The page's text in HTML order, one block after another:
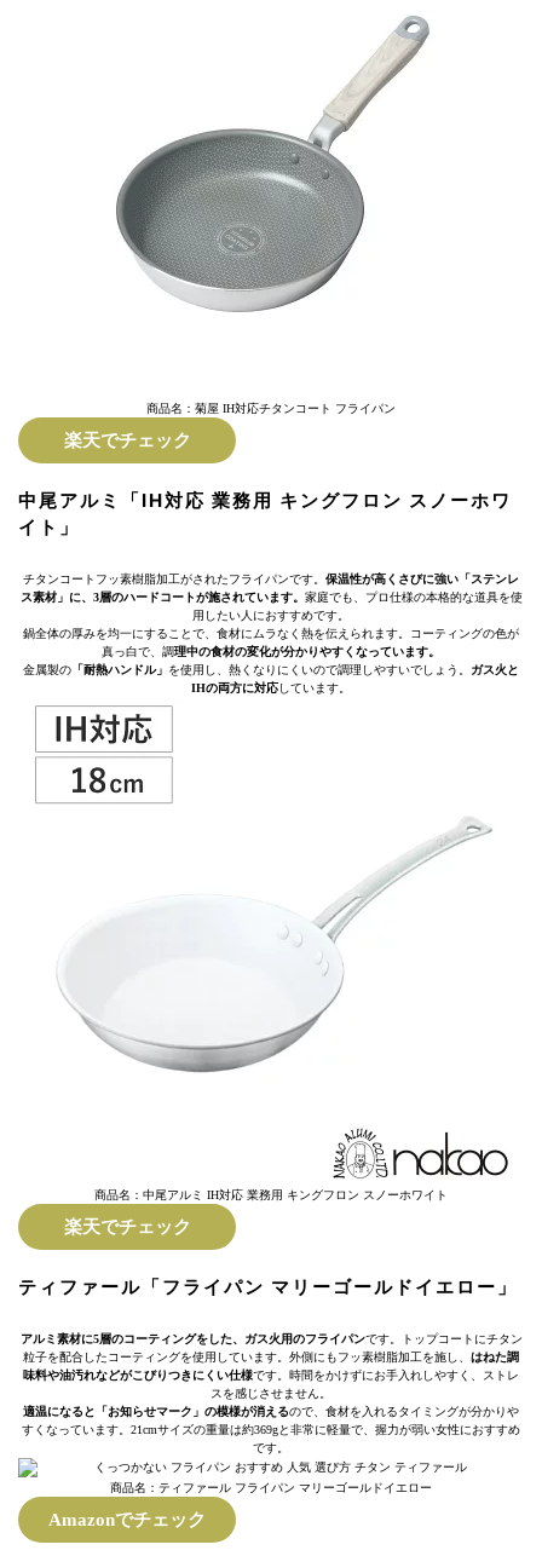
商品名：菊屋 IH対応チタンコート フライパン
楽天でチェック
中尾アルミ「IH対応 業務用 キングフロン スノーホワ
イト」
チタンコートフッ素樹脂加工がされたフライパンです。 保温性が高くさびに強い「ステンレ
ス素材」に、3層のハードコートが施されています。 家庭でも、プロ仕様の本格的な道具を使
用したい人におすすめです。
鍋全体の厚みを均一にすることで、食材にムラなく熱を伝えられます。コーティングの色が
真っ白で、調理中の食材の変化が分かりやすくなっています。
金属製の 「耐熱ハンドル」 を使用し、熱くなりにくいので調理しやすいでしょう。 ガス火と
IHの両方に対応 しています。
商品名：中尾アルミ IH対応 業務用 キングフロン スノーホワイト
楽天でチェック
ティファール「フライパン マリーゴールドイエロー」
アルミ素材に5層のコーティングをした、ガス火用のフライパンです。トップコートにチタン
粒子を配合したコーティングを使用しています。外側にもフッ素樹脂加工を施し、 はねた調
味料や油汚れなどがこびりつきにくい仕様です。時間をかけずにお手入れしやすく、ストレ
スを感じさせません。
適温になると「お知らせマーク」の模様が消えるので、食材を入れるタイミングが分かりや
すくなっています。21cmサイズの重量は約369gと非常に軽量で、握力が弱い女性におすすめ
です。
商品名：ティファール フライパン マリーゴールドイエロー
Amazonでチェック